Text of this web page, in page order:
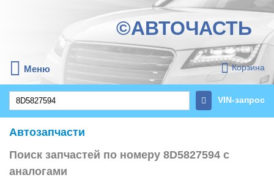
©АВТОЧАСТЬ
Меню Корзина
VIN-запрос
Автозапчасти
Поиск запчастей по номеру 8D5827594 с
аналогами